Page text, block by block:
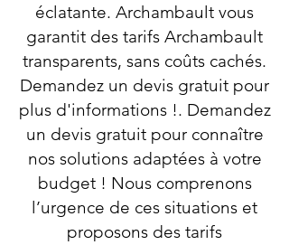
éclatante. Archambault vous
garantit des tarifs Archambault
transparents, sans coûts cachés.
Demandez un devis gratuit pour
plus d'informations !. Demandez
un devis gratuit pour connaître
nos solutions adaptées à votre
budget ! Nous comprenons
l’urgence de ces situations et
proposons des tarifs